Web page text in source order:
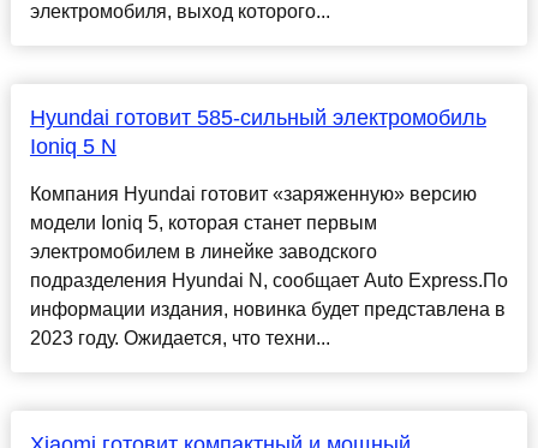
электромобиля, выход которого...
Hyundai готовит 585-сильный электромобиль
Ioniq 5 N
Компания Hyundai готовит «заряженную» версию
модели Ioniq 5, которая станет первым
электромобилем в линейке заводского
подразделения Hyundai N, сообщает Auto Express.По
информации издания, новинка будет представлена в
2023 году. Ожидается, что техни...